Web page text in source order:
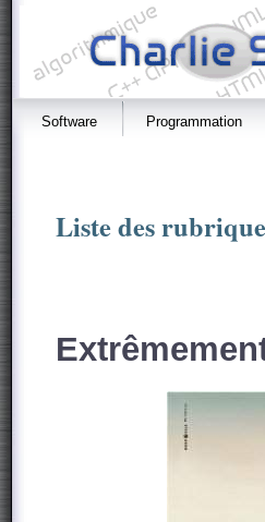
Software Programmation
Liste des